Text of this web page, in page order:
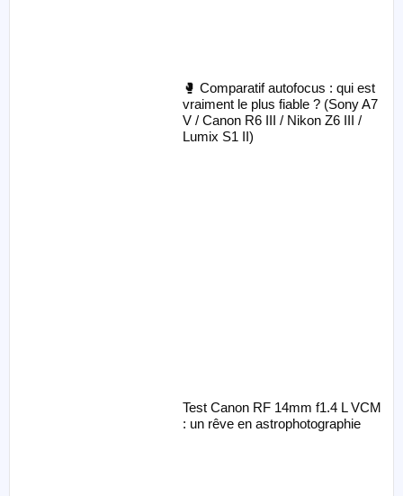
🥊 Comparatif autofocus : qui est
vraiment le plus fiable ? (Sony A7
V / Canon R6 III / Nikon Z6 III /
Lumix S1 II)
Test Canon RF 14mm f1.4 L VCM
: un rêve en astrophotographie